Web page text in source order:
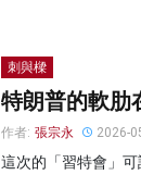
刺與樑
特朗普的軟肋
作者: 張宗永 2026-
這次的「習特會」